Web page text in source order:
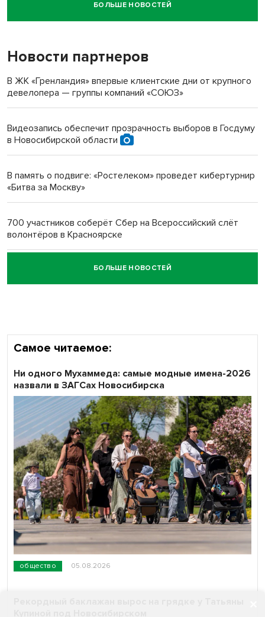
Новосибирский суд наказал водителя за смерть
пенсионерки на вокзале
«Мы живём на пастбище!»: в новосибирском селе лошади
терроризируют жителей
Инвалид получил условный срок за избиение врачей
Новосибирский преподаватель с женой вошли в топ-16
Обновлённое отделение ВТБ открылось в Искитиме
БОЛЬШЕ НОВОСТЕЙ
Новости партнеров
В ЖК «Гренландия» впервые клиентские дни от крупного
девелопера — группы компаний «СОЮЗ»
Видеозапись обеспечит прозрачность выборов в Госдуму
в Новосибирской области
В память о подвиге: «Ростелеком» проведет кибертурнир
«Битва за Москву»
700 участников соберёт Сбер на Всероссийский слёт
волонтёров в Красноярске
Честный выбор: видеонаблюдение обеспечит
объективность результатов ЕДГ в Новосибирской
БОЛЬШЕ НОВОСТЕЙ
Самое читаемое:
общество 05.08.2026
Ни одного Мухаммеда: самые модные имена-2026
назвали в ЗАГСах Новосибирска